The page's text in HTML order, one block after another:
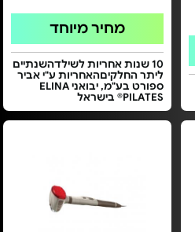
מחיר מיוחד
10 שנות אחריות לשילדהשנתיים
ליתר החלקיםהאחריות ע"י אביר
ספורט בע"מ, יבואני ELINA
PILATES® בישראל